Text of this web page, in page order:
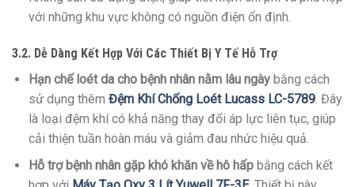
với những khu vực không có nguồn điện ổn định.
3.2. Dễ Dàng Kết Hợp Với Các Thiết Bị Y Tế Hỗ Trợ
Hạn chế loét da cho bệnh nhân nằm lâu ngàybằng cách
sử dụng thêm Đệm Khí Chống Loét Lucass LC-5789. Đây
là loại đệm khí có khả năng thay đổi áp lực liên tục, giúp
cải thiện tuần hoàn máu và giảm đau nhức hiệu quả.
Hỗ trợ bệnh nhân gặp khó khăn về hô hấpbằng cách kết